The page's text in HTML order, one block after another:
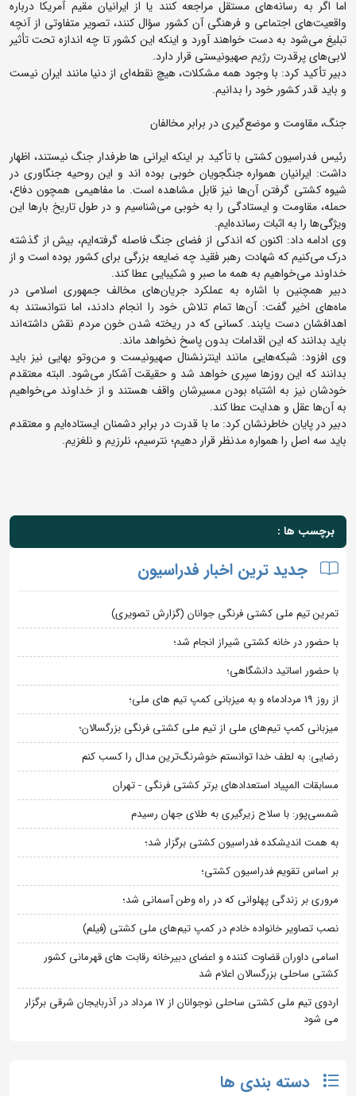
اما اگر به رسانه‌های مستقل مراجعه کنند یا از ایرانیان مقیم آمریکا درباره
واقعیت‌های اجتماعی و فرهنگی آن کشور سؤال کنند، تصویر متفاوتی از آنچه
تبلیغ می‌شود به دست خواهند آورد و اینکه این کشور تا چه اندازه تحت تأثیر
لابی‌های پرقدرت رژیم صهیونیستی قرار دارد.
دبیر تأکید کرد: با وجود همه مشکلات، هیچ نقطه‌ای از دنیا مانند ایران نیست
و باید قدر کشور خود را بدانیم.
جنگ، مقاومت و موضع‌گیری در برابر مخالفان
رئیس فدراسیون کشتی با تأکید بر اینکه ایرانی ها طرفدار جنگ نیستند، اظهار
داشت: ایرانیان همواره جنگجویان خوبی بوده اند و این روحیه جنگاوری در
شیوه کشتی گرفتن آن‌ها نیز قابل مشاهده است. ما مفاهیمی همچون دفاع،
حمله، مقاومت و ایستادگی را به خوبی می‌شناسیم و در طول تاریخ بارها این
ویژگی‌ها را به اثبات رسانده‌ایم.
وی ادامه داد: اکنون که اندکی از فضای جنگ فاصله گرفته‌ایم، بیش از گذشته
درک می‌کنیم که شهادت رهبر فقید چه ضایعه بزرگی برای کشور بوده است و از
خداوند می‌خواهیم به همه ما صبر و شکیبایی عطا کند.
دبیر همچنین با اشاره به عملکرد جریان‌های مخالف جمهوری اسلامی در
ماه‌های اخیر گفت: آن‌ها تمام تلاش خود را انجام دادند، اما نتوانستند به
اهدافشان دست یابند. کسانی که در ریخته شدن خون مردم نقش داشته‌اند
باید بدانند که این اقدامات بدون پاسخ نخواهد ماند.
وی افزود: شبکه‌هایی مانند اینترنشنال صهیونیست و من‌وتو بهایی نیز باید
بدانند که این روزها سپری خواهد شد و حقیقت آشکار می‌شود. البته معتقدم
خودشان نیز به اشتباه بودن مسیرشان واقف هستند و از خداوند می‌خواهیم
به آن‌ها عقل و هدایت عطا کند.
دبیر در پایان خاطرنشان کرد: ما با قدرت در برابر دشمنان ایستاده‌ایم و معتقدم
باید سه اصل را همواره مدنظر قرار دهیم؛ نترسیم، نلرزیم و نلغزیم.
برچسب ها :
جدید ترین اخبار فدراسیون
تمرین تیم ملی کشتی فرنگی جوانان (گزارش تصویری)
با حضور در خانه کشتی شیراز انجام شد؛
با حضور اساتید دانشگاهی؛
از روز 19 مردادماه و به میزبانی کمپ تیم های ملی؛
میزبانی کمپ تیم‌های ملی از تیم ملی کشتی فرنگی بزرگسالان؛
رضایی: به لطف خدا توانستم خوشرنگ‌ترین مدال را کسب کنم
مسابقات المپیاد استعدادهای برتر کشتی فرنگی - تهران
شمسی‌پور: با سلاح زیرگیری به طلای جهان رسیدم
به همت اندیشکده فدراسیون کشتی برگزار شد؛
بر اساس تقویم فدراسیون کشتی؛
مروری بر زندگی پهلوانی که در راه وطن آسمانی شد؛
نصب تصاویر خانواده خادم در کمپ تیم‌های ملی کشتی (فیلم)
اسامی داوران قضاوت کننده و اعضای دبیرخانه رقابت های قهرمانی کشور
کشتی ساحلی بزرگسالان اعلام شد
اردوی تیم ملی کشتی ساحلی نوجوانان از 17 مرداد در آذربایجان شرقی برگزار
می شود
دسته بندی ها